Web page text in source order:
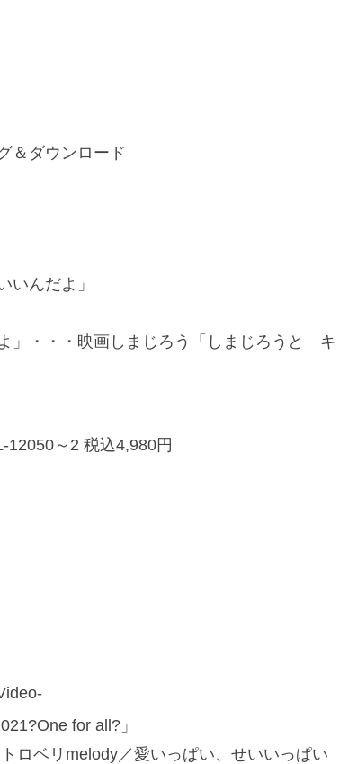
＆ダウンロード
んだよ」
」・・・映画しまじろう「しまじろうと キ
～2 税込4,980円
for all?」
ロベリmelody／愛いっぱい、せいいっぱい